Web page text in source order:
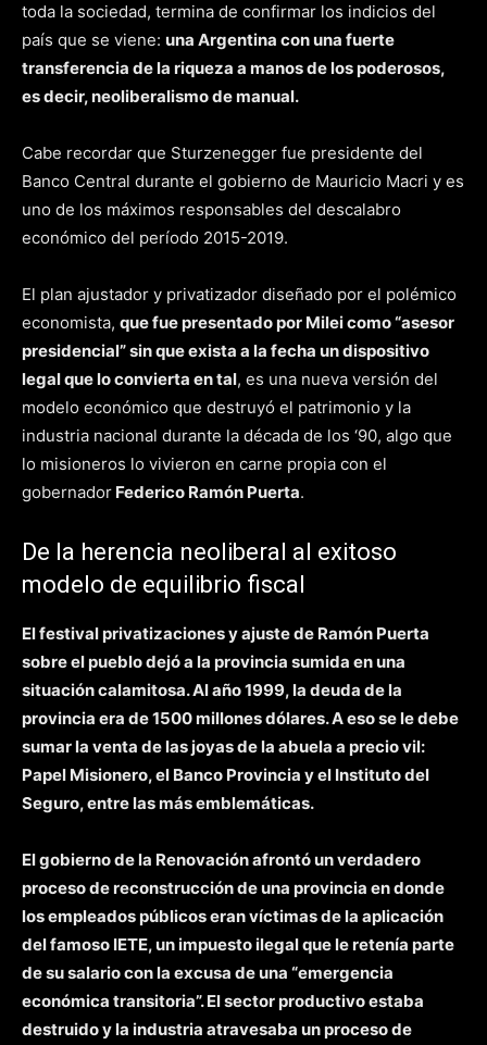
toda la sociedad, termina de confirmar los indicios del
país que se viene: una Argentina con una fuerte
transferencia de la riqueza a manos de los poderosos,
es decir, neoliberalismo de manual.
Cabe recordar que Sturzenegger fue presidente del
Banco Central durante el gobierno de Mauricio Macri y es
uno de los máximos responsables del descalabro
económico del período 2015-2019.
El plan ajustador y privatizador diseñado por el polémico
economista, que fue presentado por Milei como “asesor
presidencial” sin que exista a la fecha un dispositivo
legal que lo convierta en tal, es una nueva versión del
modelo económico que destruyó el patrimonio y la
industria nacional durante la década de los ‘90, algo que
lo misioneros lo vivieron en carne propia con el
gobernador Federico Ramón Puerta.
De la herencia neoliberal al exitoso
modelo de equilibrio fiscal
El festival privatizaciones y ajuste de Ramón Puerta
sobre el pueblo dejó a la provincia sumida en una
situación calamitosa.Al año 1999, la deuda de la
provincia era de 1500 millones dólares. A eso se le debe
sumar la venta de las joyas de la abuela a precio vil:
Papel Misionero, el Banco Provincia y el Instituto del
Seguro, entre las más emblemáticas.
El gobierno de la Renovación afrontó un verdadero
proceso de reconstrucción de una provincia en donde
los empleados públicos eran víctimas de la aplicación
del famoso IETE, un impuesto ilegal que le retenía parte
de su salario con la excusa de una “emergencia
económica transitoria”.El sector productivo estaba
destruido y la industria atravesaba un proceso de